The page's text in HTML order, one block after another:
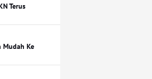
Terus
Mudah Ke